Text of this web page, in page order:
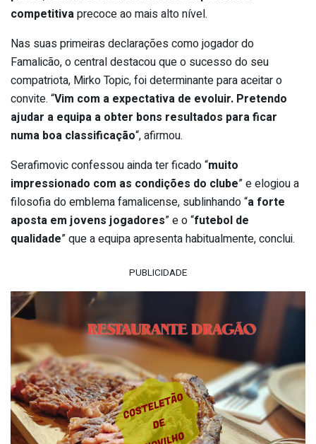
competitivaprecoce ao mais alto nível.
Nas suas primeiras declarações como jogador do
Famalicão, o central destacou que o sucesso do seu
compatriota, Mirko Topic, foi determinante para aceitar o
convite. “Vim com a expectativa de evoluir. Pretendo
ajudar a equipa a obter bons resultados para ficar
numa boa classificação“, afirmou.
Serafimovic confessou ainda ter ficado “muito
impressionado com as condições do clube” e elogiou a
filosofia do emblema famalicense, sublinhando “a forte
aposta em jovens jogadores” e o “futebol de
qualidade” que a equipa apresenta habitualmente, conclui.
PUBLICIDADE